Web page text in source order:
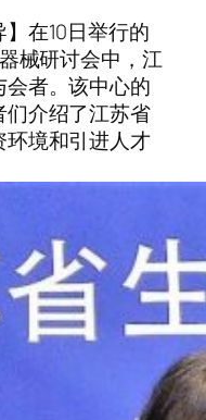
】在10日举行的
械研讨会中，江
者。该中心的
介绍了江苏省
境和引进人才